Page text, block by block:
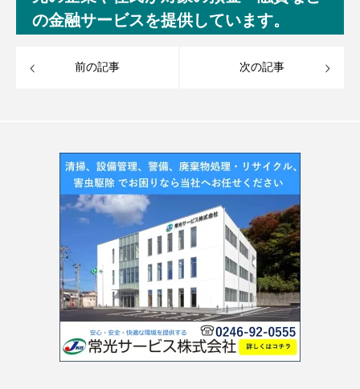
の金融サービスを提供しています。
前の記事 次の記事